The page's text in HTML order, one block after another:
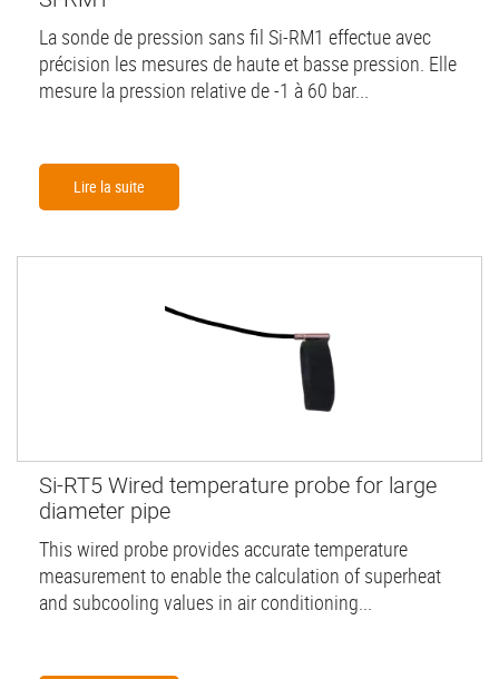
La sonde de pression sans fil Si-RM1 effectue avec
précision les mesures de haute et basse pression. Elle
mesure la pression relative de -1 à 60 bar...
Lire la suite
Si-RT5 Wired temperature probe for large
diameter pipe
This wired probe provides accurate temperature
measurement to enable the calculation of superheat
and subcooling values in air conditioning...